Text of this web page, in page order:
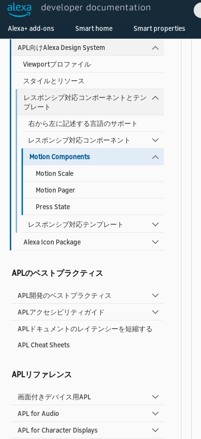
developer documentation
Alexa+ add-ons Smart home Smart properties
プリビルドテンプレートとコンポーネン
トの使用
APL向けAlexa Design System
Viewportプロファイル
スタイルとリソース
レスポンシブ対応コンポーネントとテン
プレート
右から左に記述する言語のサポート
レスポンシブ対応コンポーネント
Motion Components
Motion Scale
Motion Pager
Press State
レスポンシブ対応テンプレート
Alexa Icon Package
APLのベストプラクティス
APL開発のベストプラクティス
APLアクセシビリティガイド
APLドキュメントのレイテンシーを短縮する
APL Cheat Sheets
APLリファレンス
画面付きデバイス用APL
APL for Audio
APL for Character Displays
Welcome! Ask the DevAssistant